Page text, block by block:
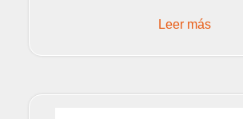
Leer más